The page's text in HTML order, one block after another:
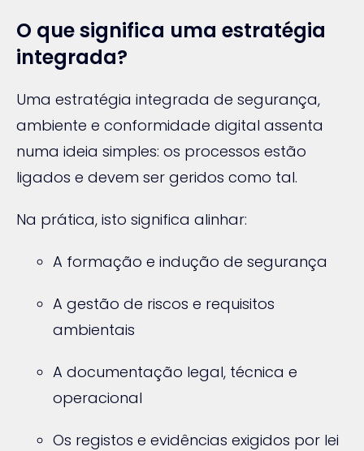
O que significa uma estratégia
integrada?
Uma estratégia integrada de segurança,
ambiente e conformidade digital assenta
numa ideia simples: os processos estão
ligados e devem ser geridos como tal.
Na prática, isto significa alinhar:
A formação e indução de segurança
A gestão de riscos e requisitos
ambientais
A documentação legal, técnica e
operacional
Os registos e evidências exigidos por lei